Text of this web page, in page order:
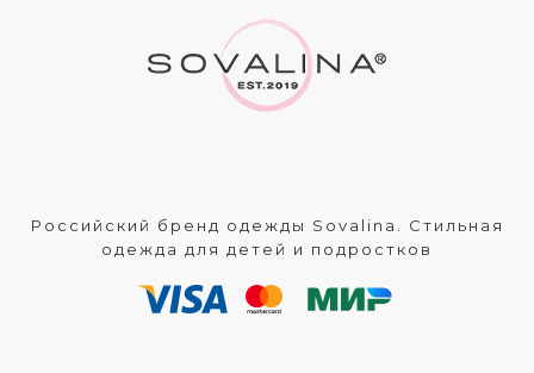
Российский бренд одежды Sovalina. Стильная
одежда для детей и подростков